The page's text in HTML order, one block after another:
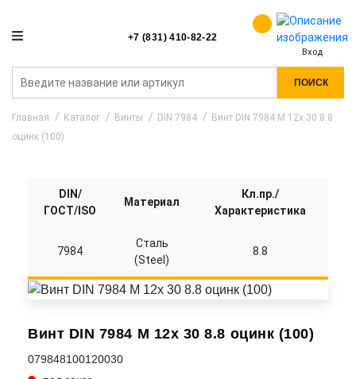
+7 (831) 410-82-22
Вход
ПОИСК
Главная Каталог Винты DIN 7984
Винт DIN 7984 M 12x 30 8.8
оцинк (100)
Винт DIN 7984 M 12x 30 8.8 оцинк (100)
079848100120030
DIN/
ГОСТ/ISO
Материал
Кл.пр./
Характеристика
7984
Сталь
(Steel)
8.8